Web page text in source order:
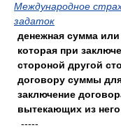
Международное
задаток
денежная сумма
которая при
стороной другой
договору суммы
заключение
вытекающих из
-----